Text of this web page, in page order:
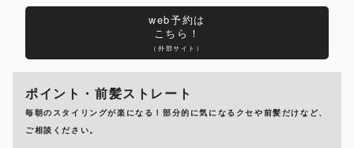
web予約は
こちら！
（外部サイト）
ポイント・前髪ストレート
毎朝のスタイリングが楽になる！部分的に気になるクセや前髪だけなど、
ご相談ください。